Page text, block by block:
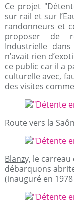
Ce projet
sur rail et sur
randonneurs et
proposer de
Industrielle
n’avait rien
ce public car il a
culturelle avec,
des visites
Route vers la
Blanzy, le carreau
débarquons
(inauguré en